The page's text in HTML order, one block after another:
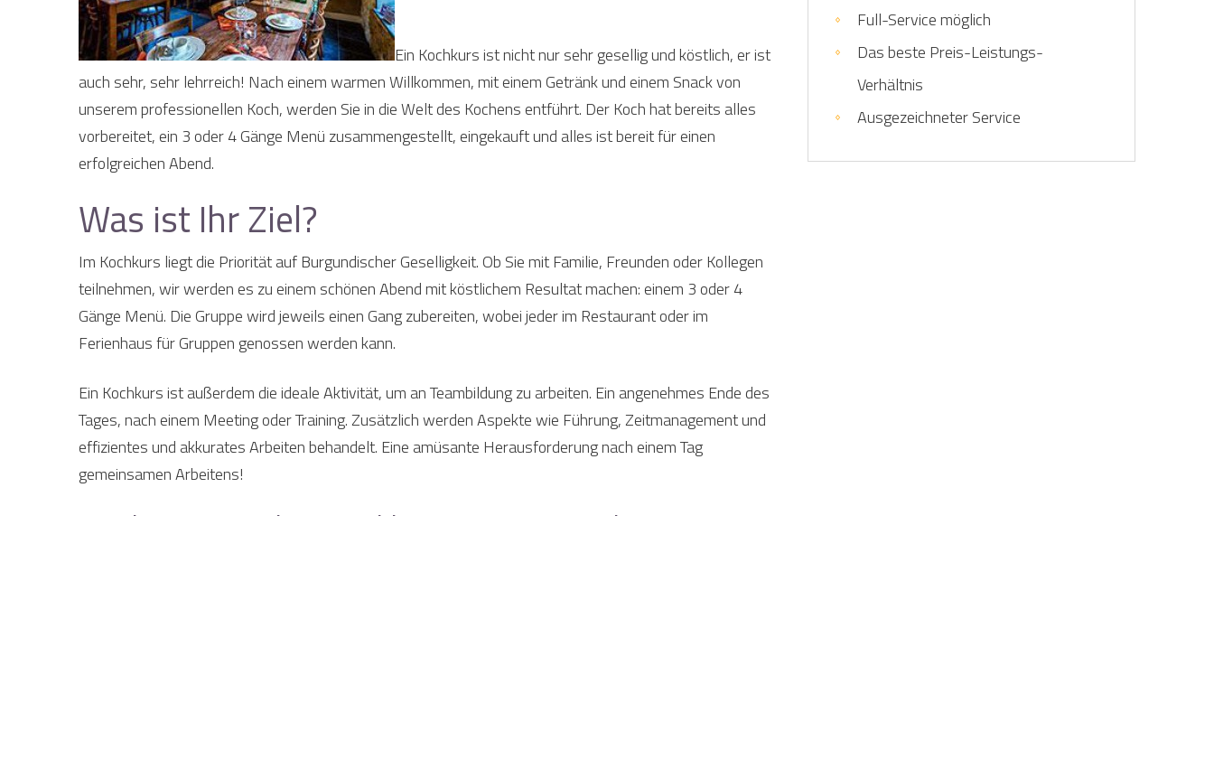
Ein Kochkurs ist nicht nur sehr gesellig und köstlich, er ist
auch sehr, sehr lehrreich! Nach einem warmen Willkommen, mit einem Getränk und einem Snack von
unserem professionellen Koch, werden Sie in die Welt des Kochens entführt. Der Koch hat bereits alles
vorbereitet, ein 3 oder 4 Gänge Menü zusammengestellt, eingekauft und alles ist bereit für einen
erfolgreichen Abend.
Was ist Ihr Ziel?
Im Kochkurs liegt die Priorität auf Burgundischer Geselligkeit. Ob Sie mit Familie, Freunden oder Kollegen
teilnehmen, wir werden es zu einem schönen Abend mit köstlichem Resultat machen: einem 3 oder 4
Gänge Menü. Die Gruppe wird jeweils einen Gang zubereiten, wobei jeder im Restaurant oder im
Ferienhaus für Gruppen genossen werden kann.
Ein Kochkurs ist außerdem die ideale Aktivität, um an Teambildung zu arbeiten. Ein angenehmes Ende des
Tages, nach einem Meeting oder Training. Zusätzlich werden Aspekte wie Führung, Zeitmanagement und
effizientes und akkurates Arbeiten behandelt. Eine amüsante Herausforderung nach einem Tag
gemeinsamen Arbeitens!
Kombinieren Sie Ihren Kochkurs mit einer Wanderung mit
Full-Service möglich
Das beste Preis-Leistungs-
Verhältnis
Ausgezeichneter Service